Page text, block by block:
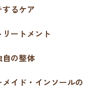
るケア
ートメント
の整体
イド・インソールの